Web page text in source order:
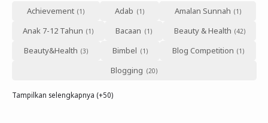
Achievement Adab
Amalan Sunnah
Anak 7-12 Tahun
Bacaan
Beauty & Health
Beauty&Health
Bimbel
Blog Competition
Blogging
Tampilkan selengkapnya (+50)